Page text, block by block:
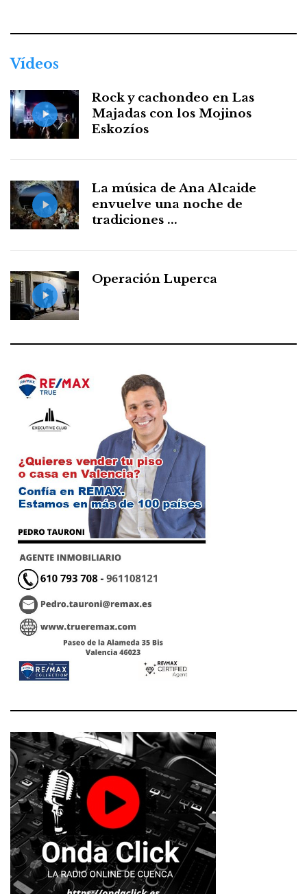
Vídeos
Rock y cachondeo en Las
Majadas con los Mojinos
Eskozíos
La música de Ana Alcaide
envuelve una noche de
tradiciones ...
Operación Luperca